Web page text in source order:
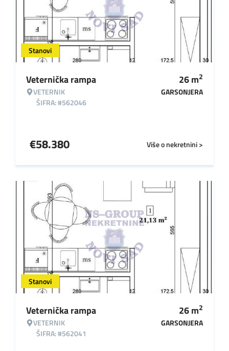
Stanovi
Veternička rampa
VETERNIK
ŠIFRA: #562046
26m2
GARSONJERA
Više o nekretnini >
€58.380
Stanovi
Veternička rampa
VETERNIK
ŠIFRA: #562041
26m2
GARSONJERA